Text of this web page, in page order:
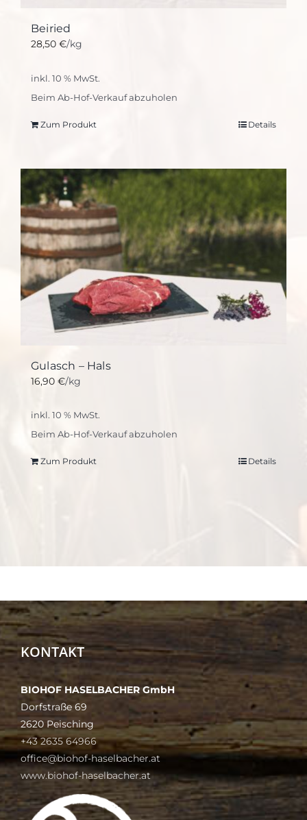
Beiried
28,50 €/kg
inkl. 10 % MwSt.
Beim Ab-Hof-Verkauf abzuholen
Zum Produkt Details
Gulasch – Hals
16,90 €/kg
inkl. 10 % MwSt.
Beim Ab-Hof-Verkauf abzuholen
Zum Produkt Details
KONTAKT
BIOHOF HASELBACHER GmbH
Dorfstraße 69
2620 Peisching
+43 2635 64966
office@biohof-haselbacher.at
www.biohof-haselbacher.at